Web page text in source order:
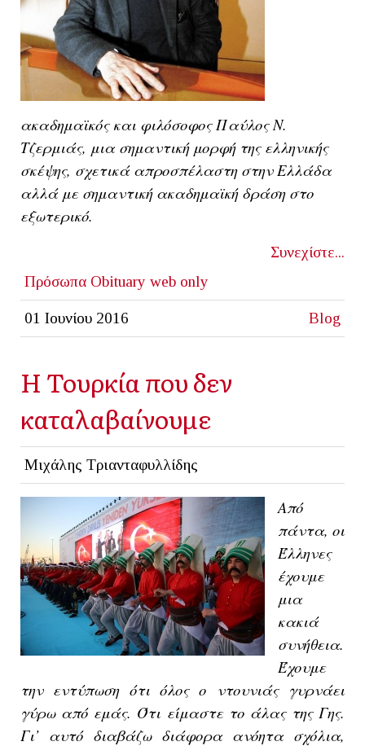
ακαδημαϊκός και φιλόσοφος Παύλος Ν.
Τζερμιάς, μια σημαντική μορφή της ελληνικής
σκέψης, σχετικά απροσπέλαστη στην Ελλάδα
αλλά με σημαντική ακαδημαϊκή δράση στο
εξωτερικό.
Συνεχίστε...
Πρόσωπα Obituary web only
01 Ιουνίου 2016 Blog
Η Τουρκία που δεν
καταλαβαίνουμε
Μιχάλης Τριανταφυλλίδης
Από
πάντα, οι
Έλληνες
έχουμε
μια
κακιά
συνήθεια.
Έχουμε
την εντύπωση ότι όλος ο ντουνιάς γυρνάει
γύρω από εμάς. Ότι είμαστε το άλας της Γης.
Γι’ αυτό διαβάζω διάφορα ανόητα σχόλια,